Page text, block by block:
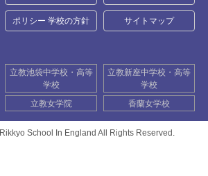
ポリシー 学校の方針 サイトマップ
立教池袋中学校・高等
学校
立教新座中学校・高等
学校
立教女学院 香蘭女学校
Rikkyo School In England All Rights Reserved.